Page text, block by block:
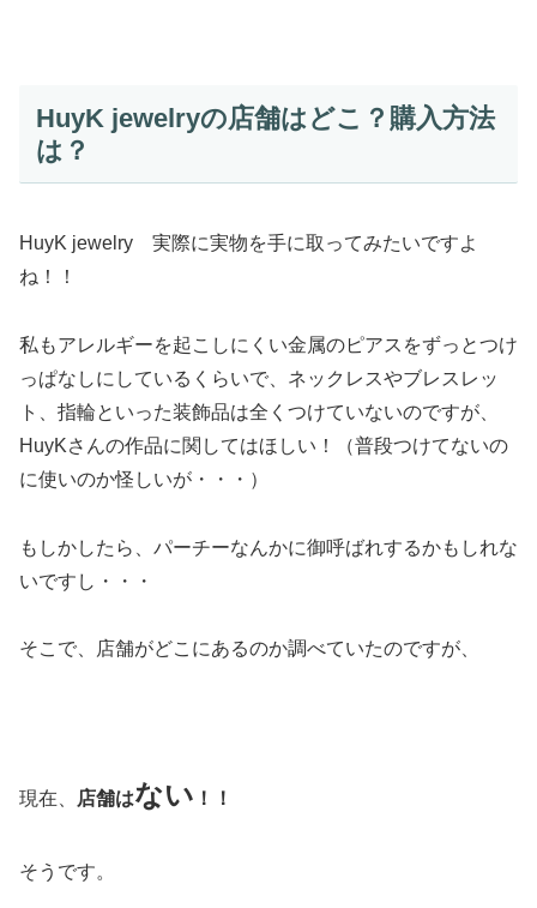
HuyK jewelryの店舗はどこ？購入方法
は？
HuyK jewelry 実際に実物を手に取ってみたいですよ
ね！！
私もアレルギーを起こしにくい金属のピアスをずっとつけ
っぱなしにしているくらいで、ネックレスやブレスレッ
ト、指輪といった装飾品は全くつけていないのですが、
HuyKさんの作品に関してはほしい！（普段つけてないの
に使いのか怪しいが・・・）
もしかしたら、パーチーなんかに御呼ばれするかもしれな
いですし・・・
そこで、店舗がどこにあるのか調べていたのですが、
現在、 店舗はない ！！
そうです。